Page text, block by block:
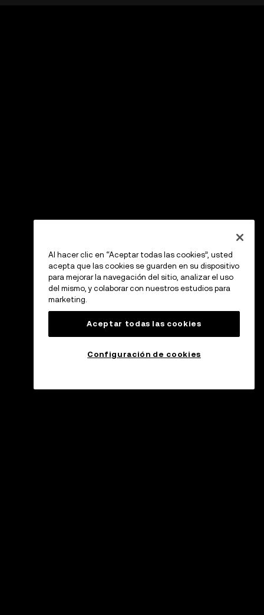
Al hacer clic en “Aceptar todas las cookies”, usted
acepta que las cookies se guarden en su dispositivo
para mejorar la navegación del sitio, analizar el uso
del mismo, y colaborar con nuestros estudios para
marketing.
Aceptar todas las cookies
Configuración de cookies